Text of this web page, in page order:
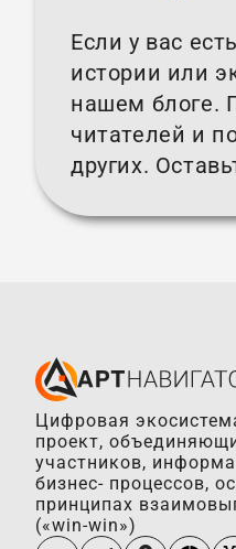
Если у вас
истории или
нашем блоге.
читателей и
других.
Цифровая
проект,
участников,
бизнес- процессов,
принципах
(«win-win»)